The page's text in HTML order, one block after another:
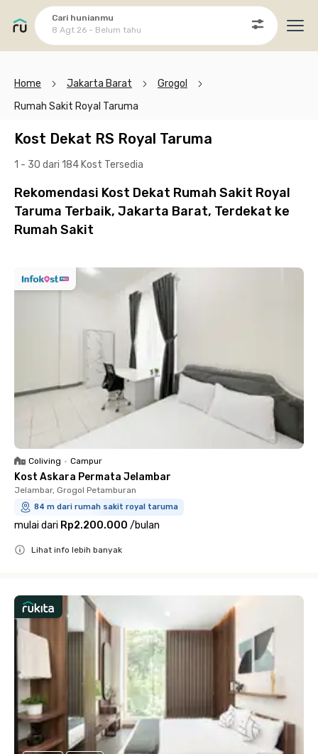
Cari hunianmu
8 Agt 26 - Belum tahu
Home Jakarta Barat
Grogol
Rumah Sakit Royal Taruma
Kost Dekat RS Royal Taruma
1 - 30 dari 184 Kost Tersedia
Rekomendasi Kost Dekat Rumah Sakit Royal
Taruma Terbaik, Jakarta Barat, Terdekat ke
Rumah Sakit
Coliving • Campur
Kost Askara Permata Jelambar
Jelambar, Grogol Petamburan
84 m dari rumah sakit royal taruma
mulai dari Rp2.200.000 /bulan
Lihat info lebih banyak